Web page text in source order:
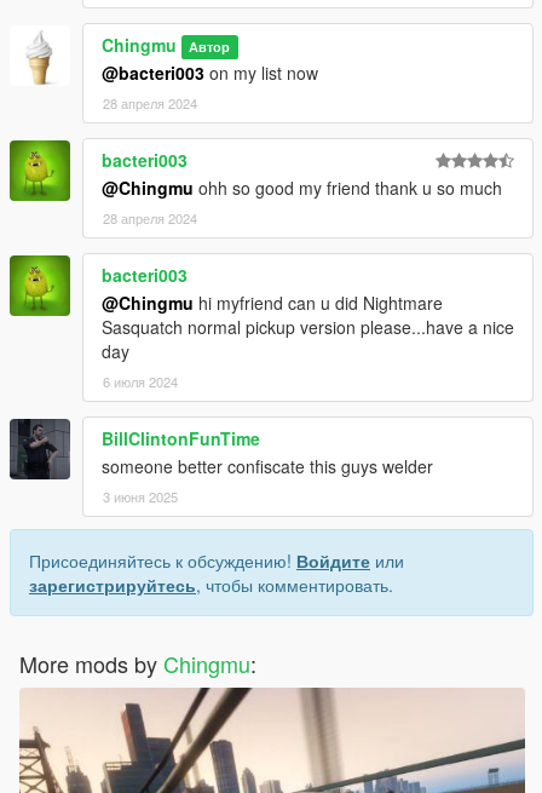
Chingmu Автор
@bacteri003 on my list now
28 апреля 2024
bacteri003
@Chingmu ohh so good my friend thank u so much
28 апреля 2024
bacteri003
@Chingmu hi myfriend can u did Nightmare
Sasquatch normal pickup version please...have a nice
day
6 июля 2024
BillClintonFunTime
someone better confiscate this guys welder
3 июня 2025
Присоединяйтесь к обсуждению! Войдите или
зарегистрируйтесь, чтобы комментировать.
More mods by Chingmu: